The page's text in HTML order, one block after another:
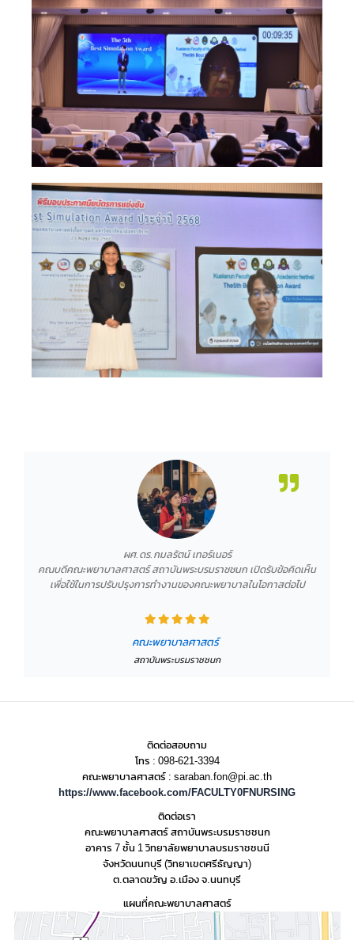
ผศ.ดร.กมลรัตน์ เทอร์เนอร์
คณบดีคณะพยาบาลศาสตร์ สถาบันพระบรมราชชนก เปิดรับข้อคิดเห็น
เพื่อใช้ในการปรับปรุงการทำงานของคณะพยาบาลในโอกาสต่อไป
คณะพยาบาลศาสตร์
สถาบันพระบรมราชชนก
ติดต่อสอบถาม
โทร : 098-621-3394
คณะพยาบาลศาสตร์ : saraban.fon@pi.ac.th
https://www.facebook.com/FACULTY0FNURSING
ติดต่อเรา
คณะพยาบาลศาสตร์ สถาบันพระบรมราชชนก
อาคาร 7 ชั้น 1 วิทยาลัยพยาบาลบรมราชชนนี
จังหวัดนนทบุรี (วิทยาเขตศรีธัญญา)
ต.ตลาดขวัญ อ.เมือง จ.นนทบุรี
แผนที่คณะพยาบาลศาสตร์